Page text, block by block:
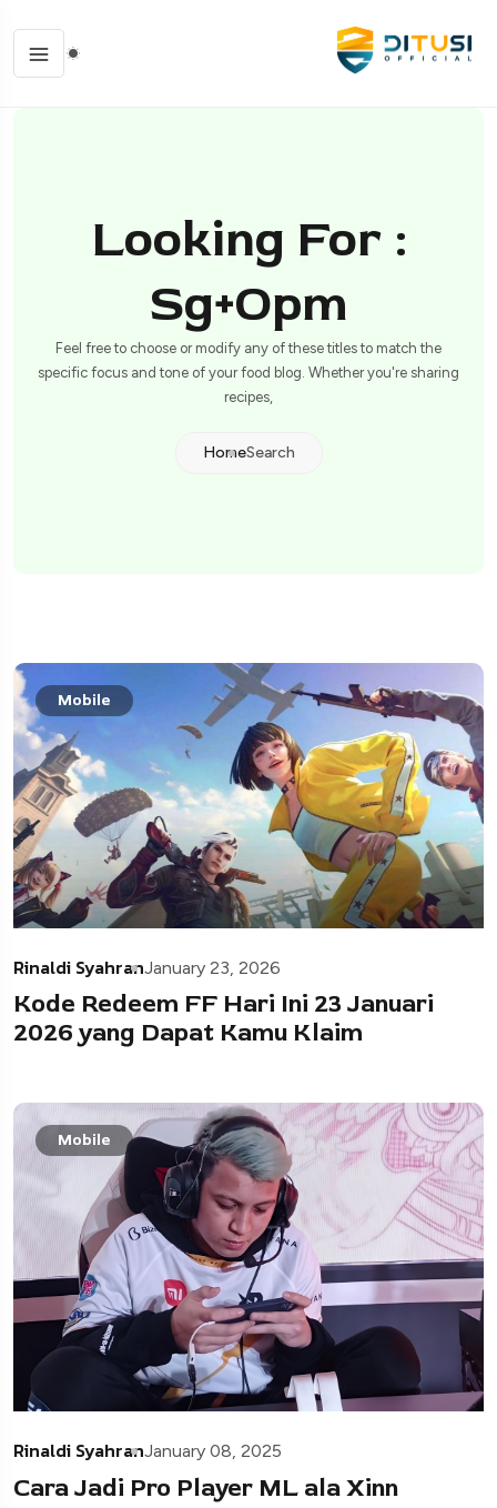
Looking For :
Sg+opm
Feel free to choose or modify any of these titles to match the
specific focus and tone of your food blog. Whether you're sharing
recipes,
HomeSearch
Mobile
Rinaldi SyahranJanuary 23, 2026
Kode Redeem FF Hari Ini 23 Januari
2026 yang Dapat Kamu Klaim
Mobile
Rinaldi SyahranJanuary 08, 2025
Cara Jadi Pro Player ML ala Xinn